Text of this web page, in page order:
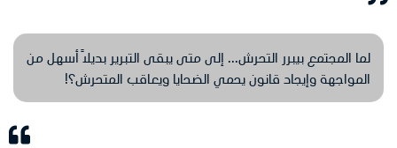
لما المجتمع بيبرر التحرش... إلى متى يبقى التبرير بديلاً أسهل من
المواجهة وإيجاد قانون يحمي الضحايا ويعاقب المتحرش؟!